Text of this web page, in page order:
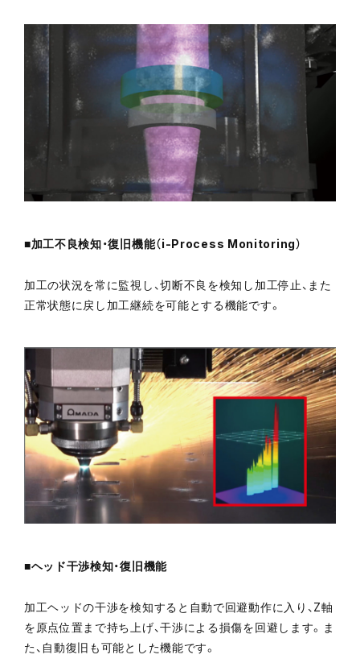
■加工不良検知・復旧機能（i-Process Monitoring）
加工の状況を常に監視し、切断不良を検知し加工停止、また
正常状態に戻し加工継続を可能とする機能です。
■ヘッド干渉検知・復旧機能
加工ヘッドの干渉を検知すると自動で回避動作に入り、Z軸
を原点位置まで持ち上げ、干渉による損傷を回避します。ま
た、自動復旧も可能とした機能です。